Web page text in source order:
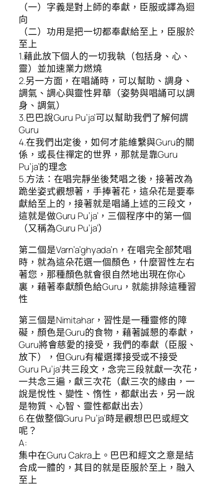
（一）字義是對上師的奉獻，臣服或譯為迴
向
（二）功用是把一切都奉獻給至上，臣服於
至上
1.藉此放下個人的一切我執（包括身、心、
靈）並加速業力燃燒
2.另一方面，在唱誦時，可以幫助、調身、
調氣、調心與靈性昇華（姿勢與唱誦可以調
身、調氣）
3.巴巴說Guru Pu’ja’可以幫助我們了解何謂
Guru
4.在我們出定後，如何才能維繫與Guru的關
係，或長住禪定的世界，那就是靠Guru
Pu’ja’的理念
5.方法：在唱完靜坐後梵唱之後，接著改為
跪坐姿式觀想著，手捧著花，這朵花是要奉
獻給至上的，接著就是唱誦上述的三段文，
這就是做Guru Pu’ja’，三個程序中的第一個
（又稱為Guru Pu’ja’）
第二個是Varn’a’ghyada’n，在唱完全部梵唱
時，就為這朵花選一個顏色，什麼習性左右
著您，那種顏色就會很自然地出現在你心
裏，藉著奉獻顏色給Guru，就能排除這種習
性
第三個是Nimitahar，習性是一種靈修的障
礙，顏色是Guru的食物，藉著誠懇的奉獻，
Guru將會慈愛的接受，我們的奉獻（臣服、
放下），但Guru有權選擇接受或不接受
Guru Pu’ja’共三段文，念完三段就獻一次花，
一共念三遍，獻三次花（獻三次的緣由，一
說是悅性、變性、惰性，都獻出去，另一說
是物質、心智、靈性都獻出去）
6.在做整個Guru Pu’ja’時是觀想巴巴或經文
呢？
A:
集中在Guru Cakra上。巴巴和經文之意是結
合成一體的，其目的就是臣服於至上，融入
至上